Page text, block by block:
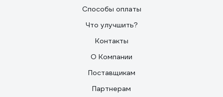
Способы оплаты
Что улучшить?
Контакты
О Компании
Поставщикам
Партнерам